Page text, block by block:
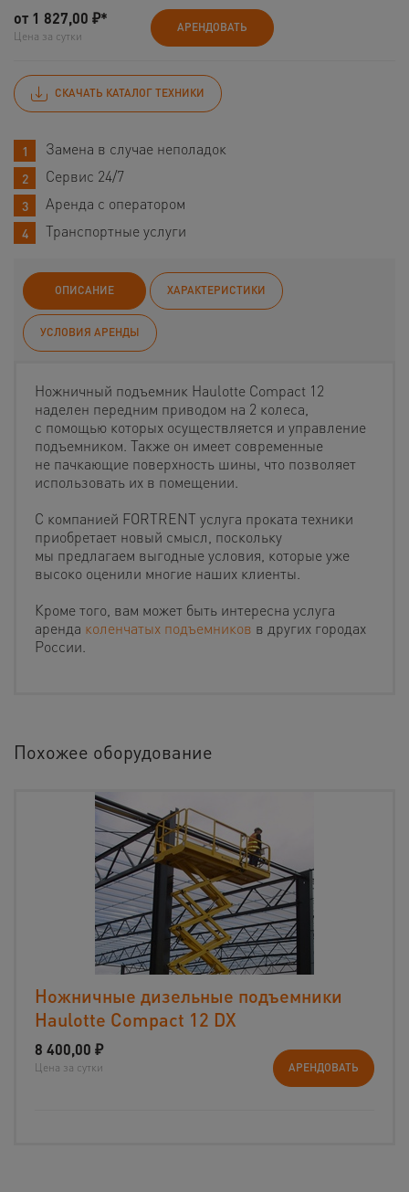
от 1 827,00 ₽*
Цена за сутки
АРЕНДОВАТЬ
СКАЧАТЬ КАТАЛОГ ТЕХНИКИ
Замена в случае неполадок
Сервис 24/7
Аренда с оператором
Транспортные услуги
ОПИСАНИЕ ХАРАКТЕРИСТИКИ
УСЛОВИЯ АРЕНДЫ
Ножничный подъемник Haulotte Compact 12
наделен передним приводом на 2 колеса,
с помощью которых осуществляется и управление
подъемником. Также он имеет современные
не пачкающие поверхность шины, что позволяет
использовать их в помещении.
С компанией FORTRENT услуга проката техники
приобретает новый смысл, поскольку
мы предлагаем выгодные условия, которые уже
высоко оценили многие наших клиенты.
Кроме того, вам может быть интересна услуга
аренда коленчатых подъемников в других городах
России.
Похожее оборудование
Ножничные дизельные подъемники
Haulotte Compact 12 DX
8 400,00 ₽
Цена за сутки АРЕНДОВАТЬ